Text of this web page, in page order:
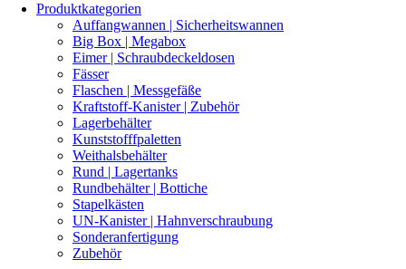
Produktkategorien
Auffangwannen | Sicherheitswannen
Big Box | Megabox
Eimer | Schraubdeckeldosen
Fässer
Flaschen | Messgefäße
Kraftstoff-Kanister | Zubehör
Lagerbehälter
Kunststofffpaletten
Weithalsbehälter
Rund | Lagertanks
Rundbehälter | Bottiche
Stapelkästen
UN-Kanister | Hahnverschraubung
Sonderanfertigung
Zubehör